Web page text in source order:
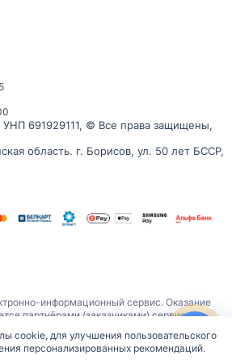
cookie, для улучшения пользовательского
персонализированных рекомендаций.
691929111, © Все права защищены,
область. г. Борисов, ул. 50 лет БССР,
информационный сервис. Оказание
партнёрами (заказчиками) сервиса
основании